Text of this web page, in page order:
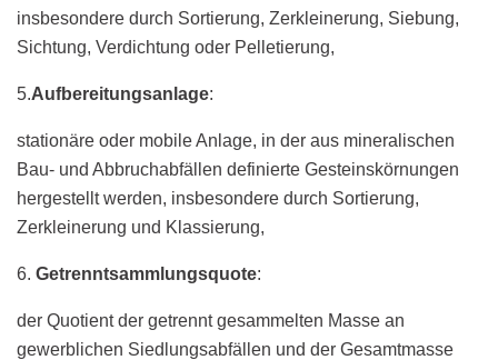
insbesondere durch Sortierung, Zerkleinerung, Siebung,
Sichtung, Verdichtung oder Pelletierung,
5.Aufbereitungsanlage:
stationäre oder mobile Anlage, in der aus mineralischen
Bau- und Abbruchabfällen definierte Gesteinskörnungen
hergestellt werden, insbesondere durch Sortierung,
Zerkleinerung und Klassierung,
6. Getrenntsammlungsquote:
der Quotient der getrennt gesammelten Masse an
gewerblichen Siedlungsabfällen und der Gesamtmasse